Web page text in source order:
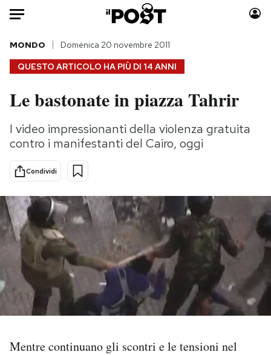
Auto
HOME
Italia
Politica
Internet
Cultura
Economia
Sport
Moda
Consumismi
Storie/Idee
Europa
Altrecose
Mondiali calcio 2026
PODCAST
QUESTO ARTICOLO HA PIÙ DI 14 ANNI
MONDO Domenica 20 novembre 2011
Le bastonate in piazza Tahrir
I video impressionanti della violenza gratuita
contro i manifestanti del Cairo, oggi
Condividi
Mentre continuano gli scontri e le tensioni nel